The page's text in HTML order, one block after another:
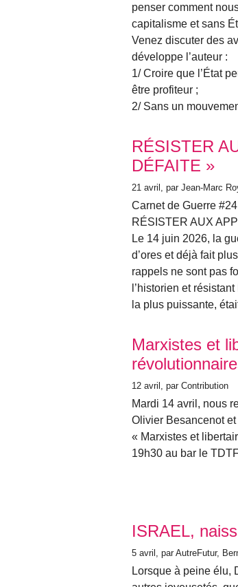
penser comment
capitalisme et sans
Venez discuter des
développe l’auteur :
1/ Croire que l’État
être profiteur ;
2/ Sans un
RÉSISTER
DÉFAITE »
21 avril , par Jean-Marc
Carnet de Guerre #24
RÉSISTER AUX
Le 14 juin 2026, la
d’ores et déjà fait
rappels ne sont pas
l’historien et
la plus puissante,
Marxistes et
12 avril , par Contribution
Mardi 14 avril, nous
Olivier Besancenot
« Marxistes et
19h30 au bar le
ISRAEL,
5 avril , par AutreFutur,
Lorsque à peine élu,